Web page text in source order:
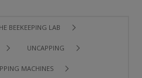
BEEKEEPING LAB
UNCAPPING
MACHINES